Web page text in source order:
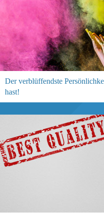
Der verblüffendste
hast!